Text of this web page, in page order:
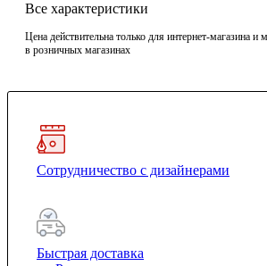
Все характеристики
Цена действительна только для интернет-магазина и
в розничных магазинах
Сотрудничество с дизайнерами
Быстрая доставка